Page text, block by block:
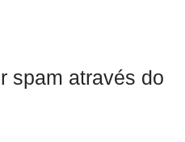
spam através do